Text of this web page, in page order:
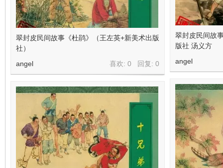
翠封皮民间故
版社 汤义方
angel
翠封皮民间故事《杜鹃》（王左英+新美术出版
社）
喜欢: 0 回复: 0
angel